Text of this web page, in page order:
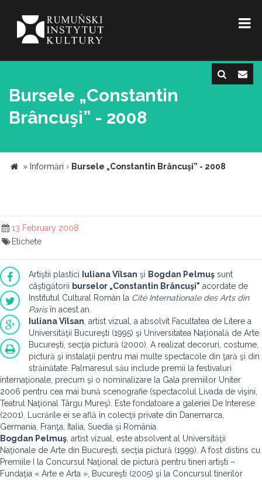
Bursele „Constantin
Brâncuşi” - 2008
» Informări › Bursele „Constantin Brâncuşi” - 2008
13 February 2008
Etichete
Artiştii plastici Iuliana Vîlsan şi Bogdan Pelmuş sunt
câştigătorii burselor „Constantin Brâncuşi" acordate de
Institutul Cultural Român la Cité Internationale des Arts din
Parisîn acest an.
Iuliana Vîlsan , artist vizual, a absolvit Facultatea de Litere a
Universităţii Bucureşti (1995) şi Universitatea Naţională de Arte
Bucureşti, secţia pictură (2000). A realizat decoruri, costume,
pictură şi instalaţii pentru mai multe spectacole din ţară şi din
străinătate. Palmaresul său include premii la festivaluri
internaţionale, precum şi o nominalizare la Gala premiilor Uniter
2006 pentru cea mai bună scenografie (spectacolul Livada de vişini,
Teatrul Naţional Târgu Mureş). Este fondatoare a galeriei De Interese
(2001). Lucrările ei se află în colecţii private din Danemarca,
Germania, Franţa, Italia, Suedia şi România.
Bogdan Pelmuş , artist vizual, este absolvent al Universităţii
Naţionale de Arte din Bucureşti, secţia pictură (1999). A fost distins cu
Premiile I la Concursul Naţional de pictură pentru tineri artişti –
Fundaţia « Arte e Arta », Bucureşti (2005) şi la Concursul tinerilor